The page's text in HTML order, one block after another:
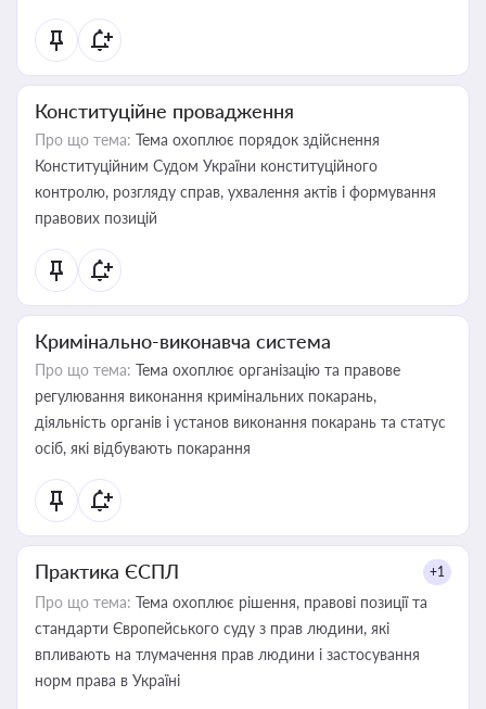
Конституційне провадження
Про що тема: Тема охоплює порядок здійснення
Конституційним Судом України конституційного
контролю, розгляду справ, ухвалення актів і формування
правових позицій
Кримінально-виконавча система
Про що тема: Тема охоплює організацію та правове
регулювання виконання кримінальних покарань,
діяльність органів і установ виконання покарань та статус
осіб, які відбувають покарання
Практика ЄСПЛ +1
Про що тема: Тема охоплює рішення, правові позиції та
стандарти Європейського суду з прав людини, які
впливають на тлумачення прав людини і застосування
норм права в Україні